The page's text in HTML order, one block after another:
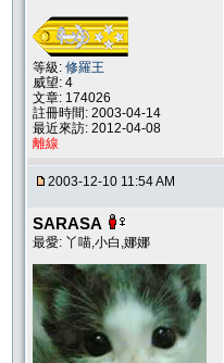
等級: 修羅王
威望: 4
文章: 174026
註冊時間: 2003-04-14
最近來訪: 2012-04-08
離線
2003-12-10 11:54 AM
SARASA
最愛: 丫喵,小白,娜娜